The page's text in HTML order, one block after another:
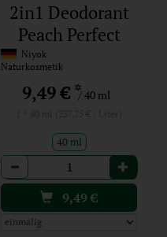
2in1 Deodorant
Peach Perfect
Niyok
Naturkosmetik
9,49 €*/ 40 ml
40 ml
Anzahl
9,49€